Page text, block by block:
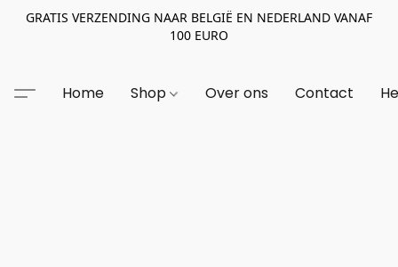
GRATIS VERZENDING NAAR BELGIË EN NEDERLAND VANAF
100 EURO
Home Shop Over ons Contact